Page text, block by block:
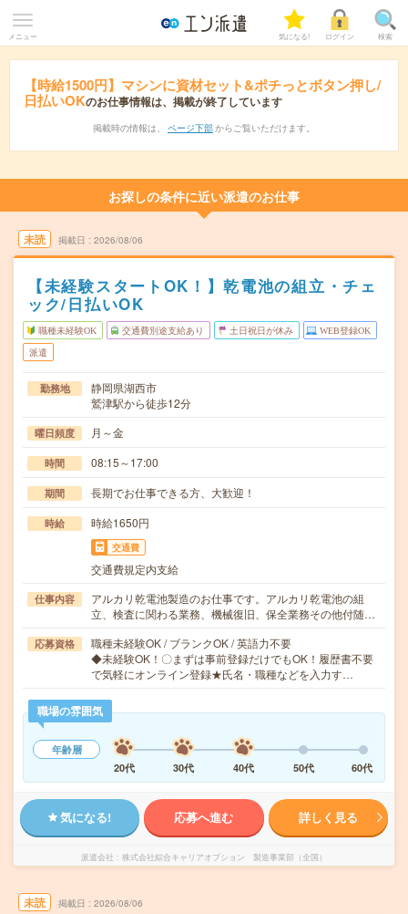
メニュー 気になる! ログイン 検索
【時給1500円】マシンに資材セット&ポチっとボタン押し/
日払いOKのお仕事情報は、掲載が終了しています
掲載時の情報は、 ページ下部 からご覧いただけます。
お探しの条件に近い派遣のお仕事
未読 掲載日 2026/08/06
【未経験スタートOK！】乾電池の組立・チェ
ック/日払いOK
職種未経験OK 交通費別途支給あり 土日祝日が休み WEB登録OK
派遣
勤務地
静岡県湖西市
鷲津駅から徒歩12分
曜日頻度 月～金
時間 08:15～17:00
期間 長期でお仕事できる方、大歓迎！
時給 時給1650円
交通費
交通費規定内支給
仕事内容
アルカリ乾電池製造のお仕事です。アルカリ乾電池の組
立、検査に関わる業務、機械復旧、保全業務その他付随…
応募資格
職種未経験OK / ブランクOK / 英語力不要
◆未経験OK！〇まずは事前登録だけでもOK！履歴書不要
で気軽にオンライン登録★氏名・職種などを入力す…
職場の雰囲気
年齢層
20代
30代 40代 50代 60代
気になる! 応募へ進む 詳しく見る
派遣会社 株式会社綜合キャリアオプション 製造事業部（全国）
未読 掲載日 2026/08/06